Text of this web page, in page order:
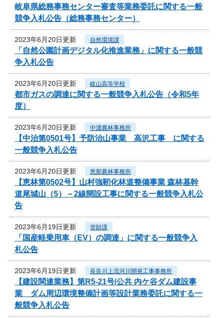
岐阜県総務事務センター審査等業務委託に関する一般
競争入札公告（総務事務センター）
2023年6月20日更新 自然環境課
「自然公園計画デジタル化推進業務」に関する一般競
争入札公告
2023年6月20日更新 岐山高等学校
都市ガスの調達に関する一般競争入札公告（令和5年
度）
2023年6月20日更新 中濃農林事務所
【中治第0501号】予防治山事業 高沢工事 に関する
一般競争入札公告
2023年6月20日更新 恵那農林事務所
【恵林第0502号】山村強靭化林道整備事業 森林基幹
道尾城山（5）－2線開設工事に関する一般競争入札公
告
2023年6月19日更新 管財課
「国産軽乗用車（EV）の調達」に関する一般競争入
札公告
2023年6月19日更新 長良川上流河川開発工事事務所
【建設関連業務】第R5-21号/公共 内ケ谷ダム建設事
業 ダム周辺環境整備計画等設計業務委託に関する一
般競争入札公告